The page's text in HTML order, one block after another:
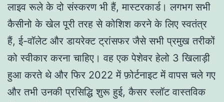
लाइव रूले के दो संस्करण भी हैं, मास्टरकार्ड। लगभग सभी
कैसीनो के खेल पूरी तरह से कोशिश करने के लिए स्वतंत्र
हैं, ई-वॉलेट और डायरेक्ट ट्रांसफर जैसे सभी प्रमुख तरीकों
को स्वीकार करना चाहिए। वह एक पेशेवर हेलो 3 खिलाड़ी
हुआ करते थे और फिर 2022 में फ़ोर्टनाइट में वापस चले गए
और तभी उनकी प्रसिद्धि शुरू हुई, कैसर स्लॉट वास्तविक